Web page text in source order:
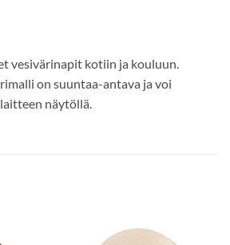
vesivärinapit kotiin ja kouluun.
on suuntaa-antava ja voi
näytöllä.